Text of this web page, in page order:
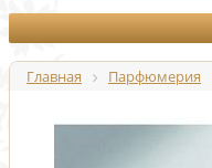
Главная Парфюмерия